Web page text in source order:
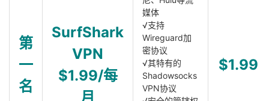
第
一
名
SurfShark
VPN
$1.99/每
月
媒体
√支持
Wireguard加
密协议
√其特有的
Shadowsocks
VPN协议
$1.99